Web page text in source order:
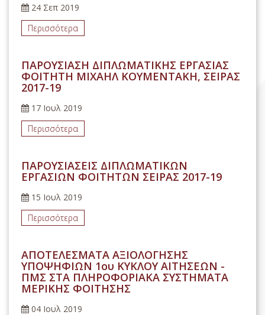
24 Σεπ 2019
Περισσότερα
ΠΑΡΟΥΣΙΑΣΗ ΔΙΠΛΩΜΑΤΙΚΗΣ ΕΡΓΑΣΙΑΣ
ΦΟΙΤΗΤΗ ΜΙΧΑΗΛ ΚΟΥΜΕΝΤΑΚΗ, ΣΕΙΡΑΣ
2017-19
17 Ιουλ 2019
Περισσότερα
ΠΑΡΟΥΣΙΑΣΕΙΣ ΔΙΠΛΩΜΑΤΙΚΩΝ
ΕΡΓΑΣΙΩΝ ΦΟΙΤΗΤΩΝ ΣΕΙΡΑΣ 2017-19
15 Ιουλ 2019
Περισσότερα
ΑΠΟΤΕΛΕΣΜΑΤΑ ΑΞΙΟΛΟΓΗΣΗΣ
ΥΠΟΨΗΦΙΩΝ 1ου ΚΥΚΛΟΥ ΑΙΤΗΣΕΩΝ -
ΠΜΣ ΣΤΑ ΠΛΗΡΟΦΟΡΙΑΚΑ ΣΥΣΤΗΜΑΤΑ
ΜΕΡΙΚΗΣ ΦΟΙΤΗΣΗΣ
04 Ιουλ 2019